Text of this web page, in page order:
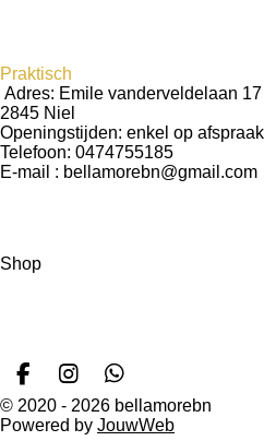
Praktisch
Adres: Emile vanderveldelaan 17
2845 Niel
Openingstijden: enkel op afspraak
Telefoon: 0474755185
E-mail : bellamorebn@gmail.com
Shop
F
a
c
I
n
s
W
h
a
© 2020 - 2026 bellamorebn
Powered by JouwWeb